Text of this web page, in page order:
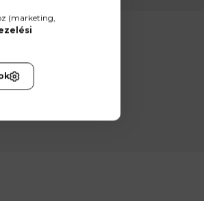
(marketing,